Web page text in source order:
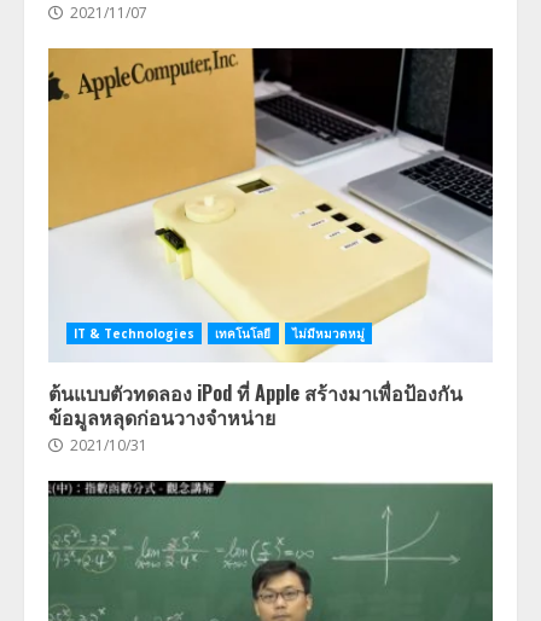
2021/11/07
IT & Technologies เทคโนโลยี ไม่มีหมวดหมู่
ต้นแบบตัวทดลอง iPod ที่ Apple สร้างมาเพื่อป้องกัน
ข้อมูลหลุดก่อนวางจำหน่าย
2021/10/31